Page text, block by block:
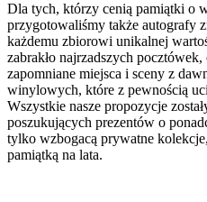
Dla tych, którzy cenią pamiątki o
przygotowaliśmy także autografy
każdemu zbiorowi unikalnej
zabrakło najrzadszych
zapomniane miejsca i sceny z
winylowych, które z pewnością
Wszystkie nasze propozycje
poszukujących prezentów o
tylko wzbogacą prywatne
pamiątką na lata.